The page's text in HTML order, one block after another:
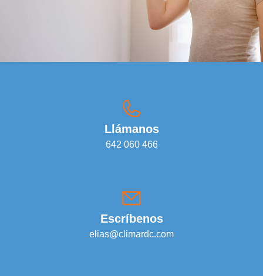
Llámanos
642 060 466
Escríbenos
elias@climardc.com